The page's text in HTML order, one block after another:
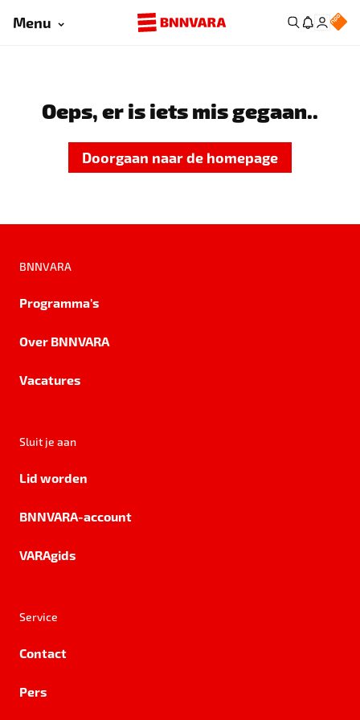
Menu
Oeps, er is iets mis gegaan..
Doorgaan naar de homepage
BNNVARA
Programma's
Over BNNVARA
Vacatures
Sluit je aan
Lid worden
BNNVARA-account
VARAgids
Service
Contact
Pers